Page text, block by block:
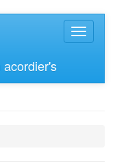
acordier's